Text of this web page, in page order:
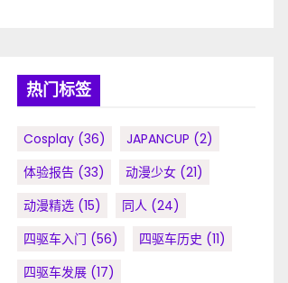
热门标签
Cosplay (36) JAPANCUP (2)
体验报告 (33) 动漫少女 (21)
动漫精选 (15) 同人 (24)
四驱车入门 (56) 四驱车历史 (11)
四驱车发展 (17)